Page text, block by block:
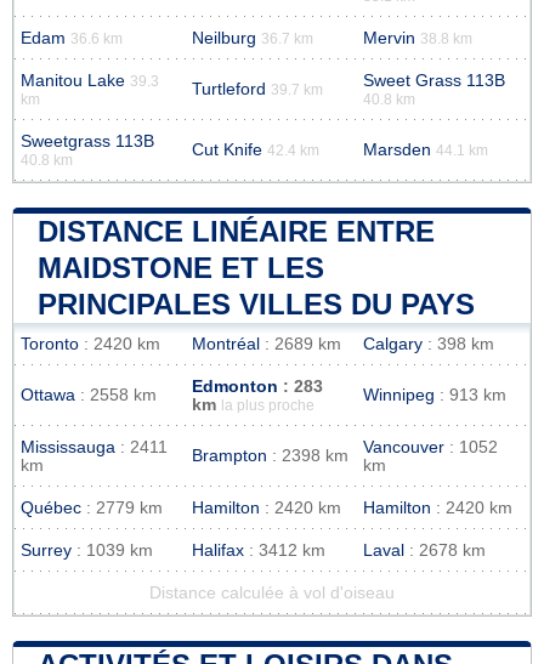
Edam 36.6 km Neilburg 36.7 km Mervin 38.8 km
Manitou Lake 39.3
km
Turtleford 39.7 km Sweet Grass 113B
40.8 km
Sweetgrass 113B
40.8 km
Cut Knife 42.4 km Marsden 44.1 km
DISTANCE LINÉAIRE ENTRE
MAIDSTONE ET LES
PRINCIPALES VILLES DU PAYS
Toronto : 2420 km Montréal : 2689 km Calgary : 398 km
Ottawa : 2558 km Edmonton : 283
km
la plus proche
Winnipeg : 913 km
Mississauga : 2411
km
Brampton : 2398 km Vancouver : 1052
km
Québec : 2779 km Hamilton : 2420 km Hamilton : 2420 km
Surrey : 1039 km Halifax : 3412 km Laval : 2678 km
Distance calculée à vol d'oiseau